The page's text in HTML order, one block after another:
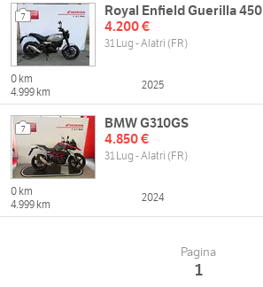
7
Royal Enfield Guerilla 450
4.200 €
31 Lug - Alatri (FR)
0 km
4.999 km
2025
7
BMW G310GS
4.850 €
31 Lug - Alatri (FR)
0 km
4.999 km
2024
Pagina
1